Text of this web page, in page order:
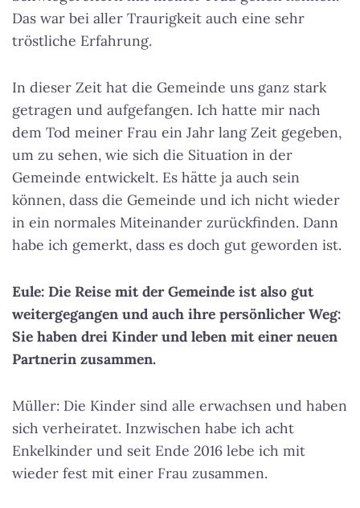
Das war bei aller Traurigkeit auch eine sehr
tröstliche Erfahrung.
In dieser Zeit hat die Gemeinde uns ganz stark
getragen und aufgefangen. Ich hatte mir nach
dem Tod meiner Frau ein Jahr lang Zeit gegeben,
um zu sehen, wie sich die Situation in der
Gemeinde entwickelt. Es hätte ja auch sein
können, dass die Gemeinde und ich nicht wieder
in ein normales Miteinander zurückfinden. Dann
habe ich gemerkt, dass es doch gut geworden ist.
Eule: Die Reise mit der Gemeinde ist also gut
weitergegangen und auch ihre persönlicher Weg:
Sie haben drei Kinder und leben mit einer neuen
Partnerin zusammen.
Müller: Die Kinder sind alle erwachsen und haben
sich verheiratet. Inzwischen habe ich acht
Enkelkinder und seit Ende 2016 lebe ich mit
wieder fest mit einer Frau zusammen.